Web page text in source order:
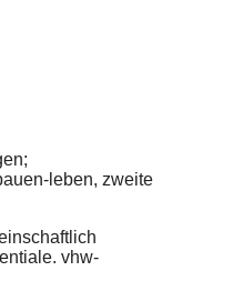
leben, zweite
vhw-